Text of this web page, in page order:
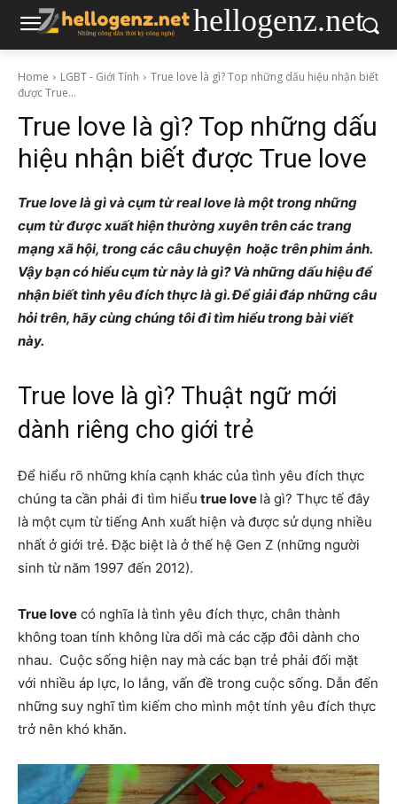
hellogenz.net
Home LGBT - Giới Tính
True love là gì? Top những dấu hiệu nhận biết
được True...
True love là gì? Top những dấu
hiệu nhận biết được True love
True love là gì và cụm từ real love là một trong những
cụm từ được xuất hiện thường xuyên trên các trang
mạng xã hội, trong các câu chuyện hoặc trên phim ảnh.
Vậy bạn có hiểu cụm từ này là gì? Và những dấu hiệu để
nhận biết tình yêu đích thực là gì. Để giải đáp những câu
hỏi trên, hãy cùng chúng tôi đi tìm hiểu trong bài viết
này.
True love là gì? Thuật ngữ mới
dành riêng cho giới trẻ
Để hiểu rõ những khía cạnh khác của tình yêu đích thực
chúng ta cần phải đi tìm hiểu true love là gì? Thực tế đây
là một cụm từ tiếng Anh xuất hiện và được sử dụng nhiều
nhất ở giới trẻ. Đặc biệt là ở thế hệ Gen Z (những người
sinh từ năm 1997 đến 2012).
True love có nghĩa là tình yêu đích thực, chân thành
không toan tính không lừa dối mà các cặp đôi dành cho
nhau. Cuộc sống hiện nay mà các bạn trẻ phải đối mặt
với nhiều áp lực, lo lắng, vấn đề trong cuộc sống. Dẫn đến
những suy nghĩ tìm kiếm cho mình một tính yêu đích thực
trở nên khó khăn.